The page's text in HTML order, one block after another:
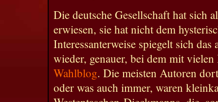
Die deutsche Gesellschaft hat sich
erwiesen, sie hat nicht dem
Interessanterweise spiegelt sich
wieder, genauer, bei dem mit
Wahlblog. Die meisten Autoren
oder was auch immer, waren